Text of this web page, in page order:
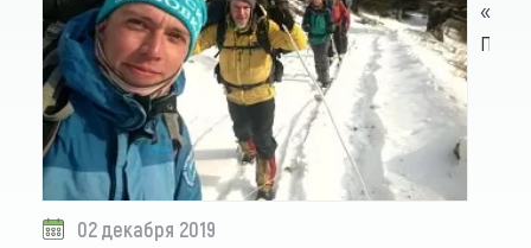
02 декабря 2019